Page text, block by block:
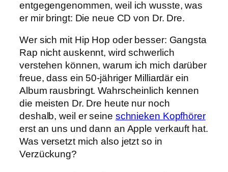
entgegengenommen, weil ich wusste, was
er mir bringt: Die neue CD von Dr. Dre.
Wer sich mit Hip Hop oder besser: Gangsta
Rap nicht auskennt, wird schwerlich
verstehen können, warum ich mich darüber
freue, dass ein 50-jähriger Milliardär ein
Album rausbringt. Wahrscheinlich kennen
die meisten Dr. Dre heute nur noch
deshalb, weil er seine schnieken Kopfhörer
erst an uns und dann an Apple verkauft hat.
Was versetzt mich also jetzt so in
Verzückung?